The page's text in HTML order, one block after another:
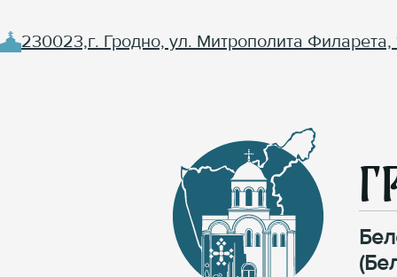
230023,г. Гродно, ул. Митрополита Филарета,